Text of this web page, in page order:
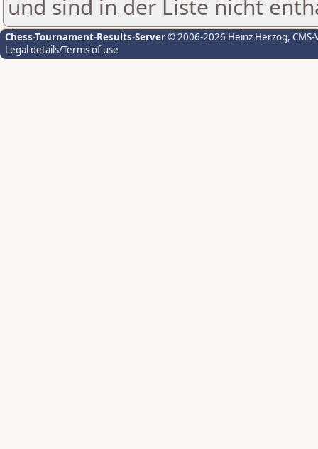
und sind in der Liste nicht
Chess-Tournament-Results-Server© 2006-2026 Heinz Herzog,
Legal details/Terms of use